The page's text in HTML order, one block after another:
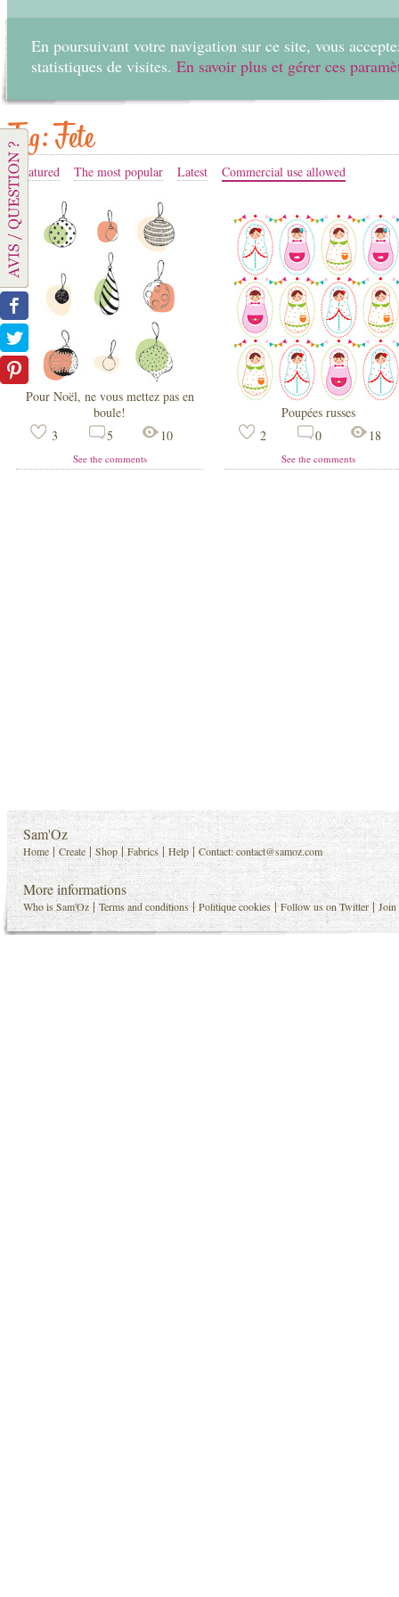
En poursuivant votre navigation sur ce site, vous
statistiques de visites. En savoir plus et gérer ces
Tag: Fete
Featured The most popular Latest Commercial use allowed
Pour Noël, ne vous mettez pas en
boule!
3
5 10
See the comments
Poupées russes
2
0 18
See the comments
Sam'Oz
Home |Create |Shop |Fabrics |Help |Contact:contact@samoz.com
More informations
Who is Sam'Oz |Terms and conditions |Politique cookies |Follow us on Twitter |Join